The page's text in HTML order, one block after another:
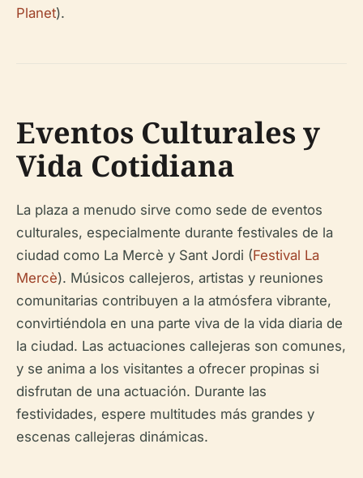
Planet).
Eventos Culturales y
Vida Cotidiana
La plaza a menudo sirve como sede de eventos
culturales, especialmente durante festivales de la
ciudad como La Mercè y Sant Jordi (Festival La
Mercè). Músicos callejeros, artistas y reuniones
comunitarias contribuyen a la atmósfera vibrante,
convirtiéndola en una parte viva de la vida diaria de
la ciudad. Las actuaciones callejeras son comunes,
y se anima a los visitantes a ofrecer propinas si
disfrutan de una actuación. Durante las
festividades, espere multitudes más grandes y
escenas callejeras dinámicas.